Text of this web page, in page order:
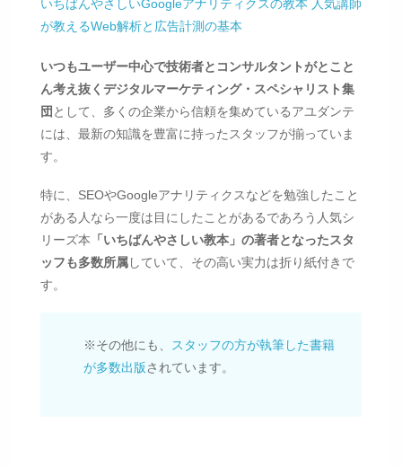
いちばんやさしいGoogleアナリティクスの教本 人気講師
が教えるWeb解析と広告計測の基本
いつもユーザー中心で技術者とコンサルタントがとこと
ん考え抜くデジタルマーケティング・スペシャリスト集
団 として、多くの企業から信頼を集めているアユダンテ
には、最新の知識を豊富に持ったスタッフが揃っていま
す。
特に、SEOやGoogleアナリティクスなどを勉強したこと
がある人なら一度は目にしたことがあるであろう人気シ
リーズ本 「いちばんやさしい教本」の著者となったスタ
ッフも多数所属していて、その高い実力は折り紙付きで
す。
※その他にも、 スタッフの方が執筆した書籍
が多数出版されています。